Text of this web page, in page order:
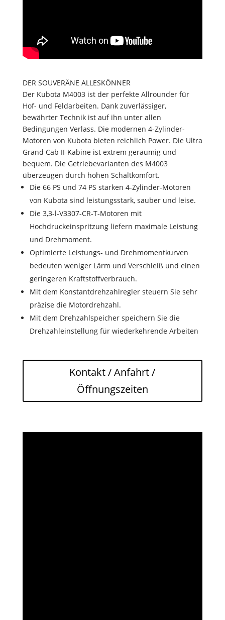
DER SOUVERÄNE ALLESKÖNNER
Der Kubota M4003 ist der perfekte Allrounder für
Hof- und Feldarbeiten. Dank zuverlässiger,
bewährter Technik ist auf ihn unter allen
Bedingungen Verlass. Die modernen 4-Zylinder-
Motoren von Kubota bieten reichlich Power. Die Ultra
Grand Cab II-Kabine ist extrem geräumig und
bequem. Die Getriebevarianten des M4003
überzeugen durch hohen Schaltkomfort.
Die 66 PS und 74 PS starken 4-Zylinder-Motoren
von Kubota sind leistungsstark, sauber und leise.
Die 3,3-l-V3307-CR-T-Motoren mit
Hochdruckeinspritzung liefern maximale Leistung
und Drehmoment.
Optimierte Leistungs- und Drehmomentkurven
bedeuten weniger Lärm und Verschleiß und einen
geringeren Kraftstoffverbrauch.
Mit dem Konstantdrehzahlregler steuern Sie sehr
präzise die Motordrehzahl.
Mit dem Drehzahlspeicher speichern Sie die
Drehzahleinstellung für wiederkehrende Arbeiten
Kontakt / Anfahrt /
Öffnungszeiten